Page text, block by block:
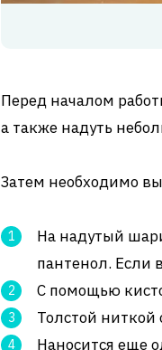
Перед началом
а также надуть
Затем необходимо
На надутый
пантенол. Если
С помощью
Толстой ниткой
Наносится еще